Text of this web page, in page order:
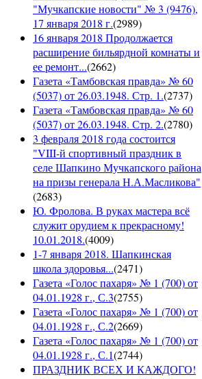
"Мучкапские новости" № 3 (9476),
17 января 2018 г.(2989)
16 января 2018 Продолжается
расширение бильярдной комнаты и
ее ремонт...(2662)
Газета «Тамбовская правда» № 60
(5037) от 26.03.1948. Стр. 1.(2737)
Газета «Тамбовская правда» № 60
(5037) от 26.03.1948. Стр. 2.(2780)
3 февраля 2018 года состоится
"VIII-й спортивный праздник в
селе Шапкино Мучкапского района
на призы генерала Н.А.Масликова"
(2683)
Ю. Фролова. В руках мастера всё
служит орудием к прекрасному!
10.01.2018.(4009)
1-7 января 2018. Шапкинская
школа здоровья...(2471)
Газета «Голос пахаря» № 1 (700) от
04.01.1928 г., С.3(2755)
Газета «Голос пахаря» № 1 (700) от
04.01.1928 г., С.2(2669)
Газета «Голос пахаря» № 1 (700) от
04.01.1928 г., С.1(2744)
ПРАЗДНИК ВСЕХ И КАЖДОГО!